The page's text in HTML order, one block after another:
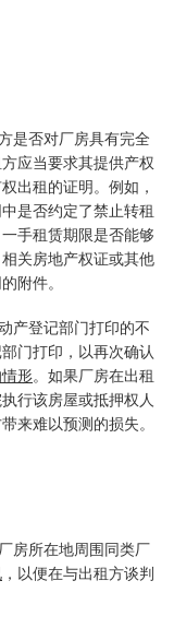
是否对厂房具有完全
应当要求其提供产权
出租的证明。例如，
是否约定了禁止转租
一手租赁期限是否能够
关房地产权证或其他
附件。
产登记部门打印的不
门打印，以再次确认
形。如果厂房在出租
行该房屋或抵押权人
来难以预测的损失。
房所在地周围同类厂
，以便在与出租方谈判